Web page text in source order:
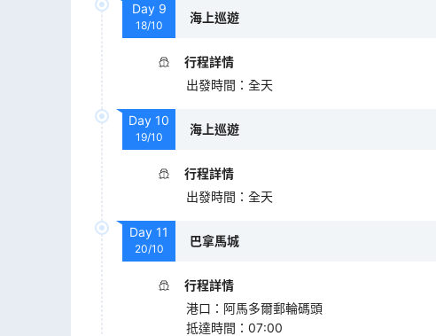
Day 9
18/10
海上巡遊
行程詳情
出發時間 ： 全天
Day 10
19/10
海上巡遊
行程詳情
出發時間 ： 全天
Day 11
20/10
巴拿馬城
行程詳情
港口 ： 阿馬多爾郵輪碼頭
抵達時間 ： 07:00